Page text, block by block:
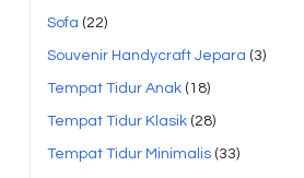
Sofa (22)
Souvenir Handycraft Jepara (3)
Tempat Tidur Anak(18)
Tempat Tidur Klasik(28)
Tempat Tidur Minimalis(33)